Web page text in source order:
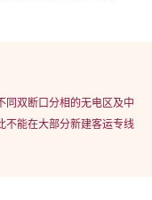
同双断口分相的无电区及中
不能在大部分新建客运专线